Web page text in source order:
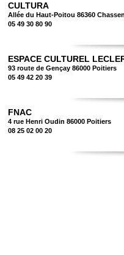
CULTURA
Allée du Haut-Poitou 86360
05 49 30 80 90
ESPACE CULTUREL
93 route de Gençay 86000 Poitiers
05 49 42 20 39
FNAC
4 rue Henri Oudin 86000 Poitiers
08 25 02 00 20